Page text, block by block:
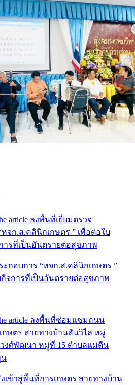
กอบการ “หจก.ส.คลินิกเกษตร ”
จการที่เป็นอันตรายต่อสุขภาพ
ข้าสู่พื้นที่การเกษตร สายทางบ้าน